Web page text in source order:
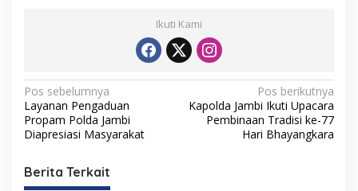
Ikuti Kami
N
a
v
i
g
Pos sebelumnya
Layanan Pengaduan
Propam Polda Jambi
Diapresiasi Masyarakat
Pos berikutnya
Kapolda Jambi Ikuti Upacara
Pembinaan Tradisi ke-77
Hari Bhayangkara
Berita Terkait